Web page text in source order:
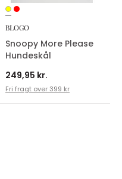
BLOGO
Snoopy More Please
Hundeskål
249,95 kr.
Fri fragt over 399 kr